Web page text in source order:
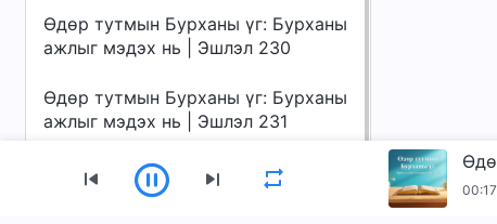
Өдөр тутмын Бурханы үг: Бурханы
ажлыг мэдэх нь | Эшлэл 230
Өдөр тутмын Бурханы үг: Бурханы
ажлыг мэдэх нь | Эшлэл 231
00:18